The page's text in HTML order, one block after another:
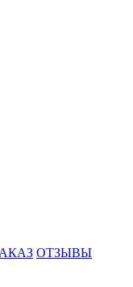
ОТЗЫВЫ